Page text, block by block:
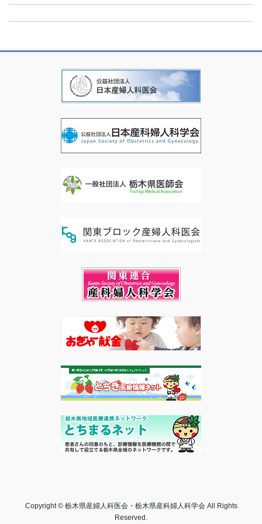
Copyright © 栃木県産婦人科医会・栃木県産科婦人科学会 All Rights
Reserved.